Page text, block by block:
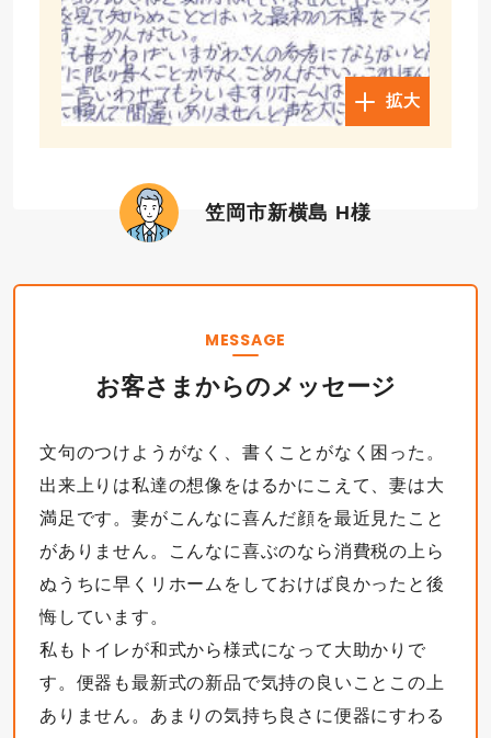
拡大
笠岡市新横島 H様
MESSAGE
お客さまからのメッセージ
文句のつけようがなく、書くことがなく困った。
出来上りは私達の想像をはるかにこえて、妻は大
満足です。妻がこんなに喜んだ顔を最近見たこと
がありません。こんなに喜ぶのなら消費税の上ら
ぬうちに早くリホームをしておけば良かったと後
悔しています。
私もトイレが和式から様式になって大助かりで
す。便器も最新式の新品で気持の良いことこの上
ありません。あまりの気持ち良さに便器にすわる